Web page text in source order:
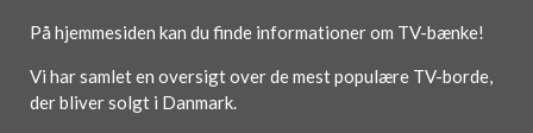
På hjemmesiden kan du finde informationer om TV-bænke!
Vi har samlet en oversigt over de mest populære TV-borde,
der bliver solgt i Danmark.